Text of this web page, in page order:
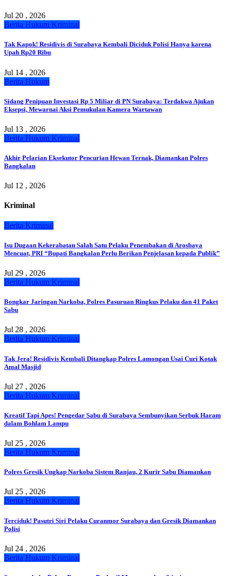
Jul 20 , 2026
Berita Hukum Kriminal
Tak Kapok! Residivis di Surabaya Kembali Diciduk Polisi Hanya karena
Upah Rp20 Ribu
Jul 14 , 2026
Berita Hukum
Sidang Penipuan Investasi Rp 5 Miliar di PN Surabaya: Terdakwa Ajukan
Eksepsi, Mewarnai Aksi Pemukulan Kamera Wartawan
Jul 13 , 2026
Berita Hukum Kriminal
Akhir Pelarian Eksekutor Pencurian Hewan Ternak, Diamankan Polres
Bangkalan
Jul 12 , 2026
Kriminal
Berita Kriminal
Isu Dugaan Kekerabatan Salah Satu Pelaku Penembakan di Arosbaya
Mencuat, PRI “Bupati Bangkalan Perlu Berikan Penjelasan kepada Publik”
Jul 29 , 2026
Berita Hukum Kriminal
Bongkar Jaringan Narkoba, Polres Pasuruan Ringkus Pelaku dan 41 Paket
Sabu
Jul 28 , 2026
Berita Hukum Kriminal
Tak Jera! Residivis Kembali Ditangkap Polres Lamongan Usai Curi Kotak
Amal Masjid
Jul 27 , 2026
Berita Hukum Kriminal
Kreatif Tapi Apes! Pengedar Sabu di Surabaya Sembunyikan Serbuk Haram
dalam Bohlam Lampu
Jul 25 , 2026
Berita Hukum Kriminal
Polres Gresik Ungkap Narkoba Sistem Ranjau, 2 Kurir Sabu Diamankan
Jul 25 , 2026
Berita Hukum Kriminal
Terciduk! Pasutri Siri Pelaku Curanmor Surabaya dan Gresik Diamankan
Polisi
Jul 24 , 2026
Berita Hukum Kriminal